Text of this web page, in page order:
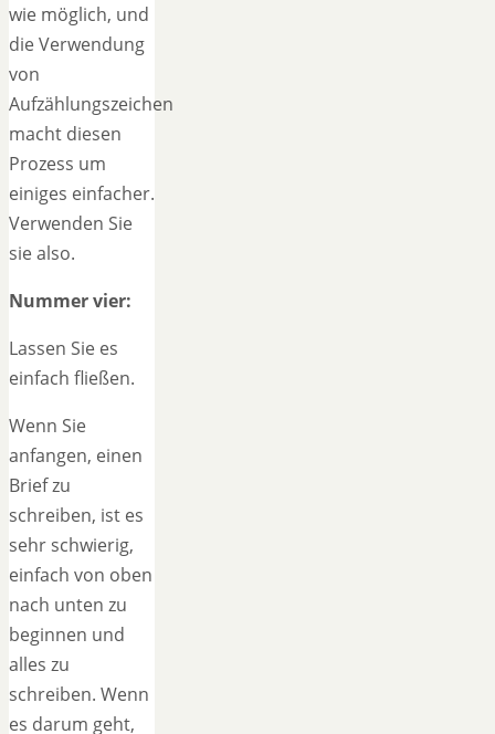
wie möglich, und
die Verwendung
von
Aufzählungszeichen
macht diesen
Prozess um
einiges einfacher.
Verwenden Sie
sie also.
Nummer vier:
Lassen Sie es
einfach fließen.
Wenn Sie
anfangen, einen
Brief zu
schreiben, ist es
sehr schwierig,
einfach von oben
nach unten zu
beginnen und
alles zu
schreiben. Wenn
es darum geht,